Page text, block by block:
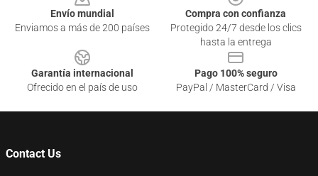
Envío mundial
Enviamos a más de 200 países
Compra con confianza
Protegido 24/7 desde los clics
hasta la entrega
Garantía internacional
Ofrecido en el país de uso
Pago 100% seguro
PayPal / MasterCard / Visa
Contact Us